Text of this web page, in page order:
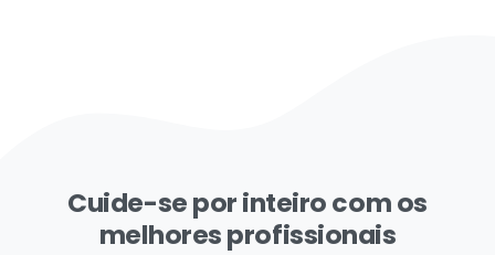
Cuide-se por inteiro com os
melhores profissionais